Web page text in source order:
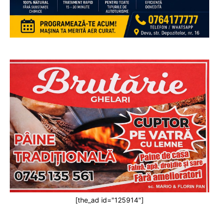
[the_ad id="125914"]